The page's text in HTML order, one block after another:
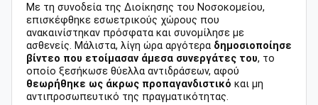
Με τη συνοδεία της Διοίκησης του Νοσοκομείου,
επισκέφθηκε εσωετρικούς χώρους που
ανακαινίστηκαν πρόσφατα και συνομίλησε με
ασθενείς. Μάλιστα, λίγη ώρα αργότερα δημοσιοποίησε
βίντεο που ετοίμασαν άμεσα συνεργάτες του, το
οποίο ξεσήκωσε θύελλα αντιδράσεων, αφού
θεωρήθηκε ως άκρως προπαγανδιστικό και μη
αντιπροσωπευτικό της πραγματικότητας.